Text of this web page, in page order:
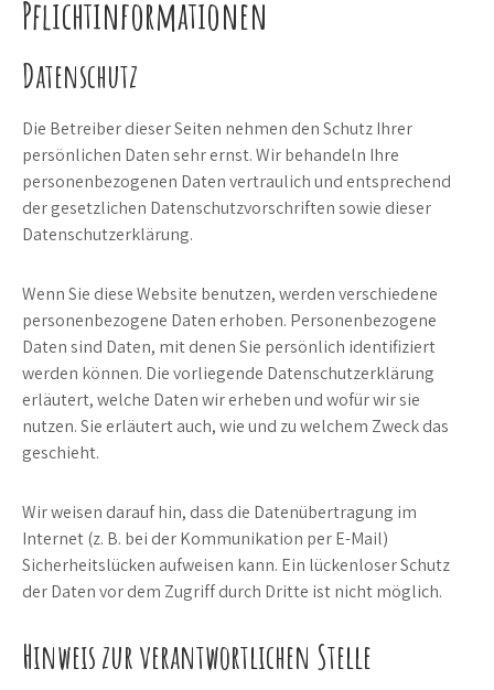
Pflichtinformationen
Datenschutz
Die Betreiber dieser Seiten nehmen den Schutz Ihrer
persönlichen Daten sehr ernst. Wir behandeln Ihre
personenbezogenen Daten vertraulich und entsprechend
der gesetzlichen Datenschutzvorschriften sowie dieser
Datenschutzerklärung.
Wenn Sie diese Website benutzen, werden verschiedene
personenbezogene Daten erhoben. Personenbezogene
Daten sind Daten, mit denen Sie persönlich identifiziert
werden können. Die vorliegende Datenschutzerklärung
erläutert, welche Daten wir erheben und wofür wir sie
nutzen. Sie erläutert auch, wie und zu welchem Zweck das
geschieht.
Wir weisen darauf hin, dass die Datenübertragung im
Internet (z. B. bei der Kommunikation per E-Mail)
Sicherheitslücken aufweisen kann. Ein lückenloser Schutz
der Daten vor dem Zugriff durch Dritte ist nicht möglich.
Hinweis zur verantwortlichen Stelle